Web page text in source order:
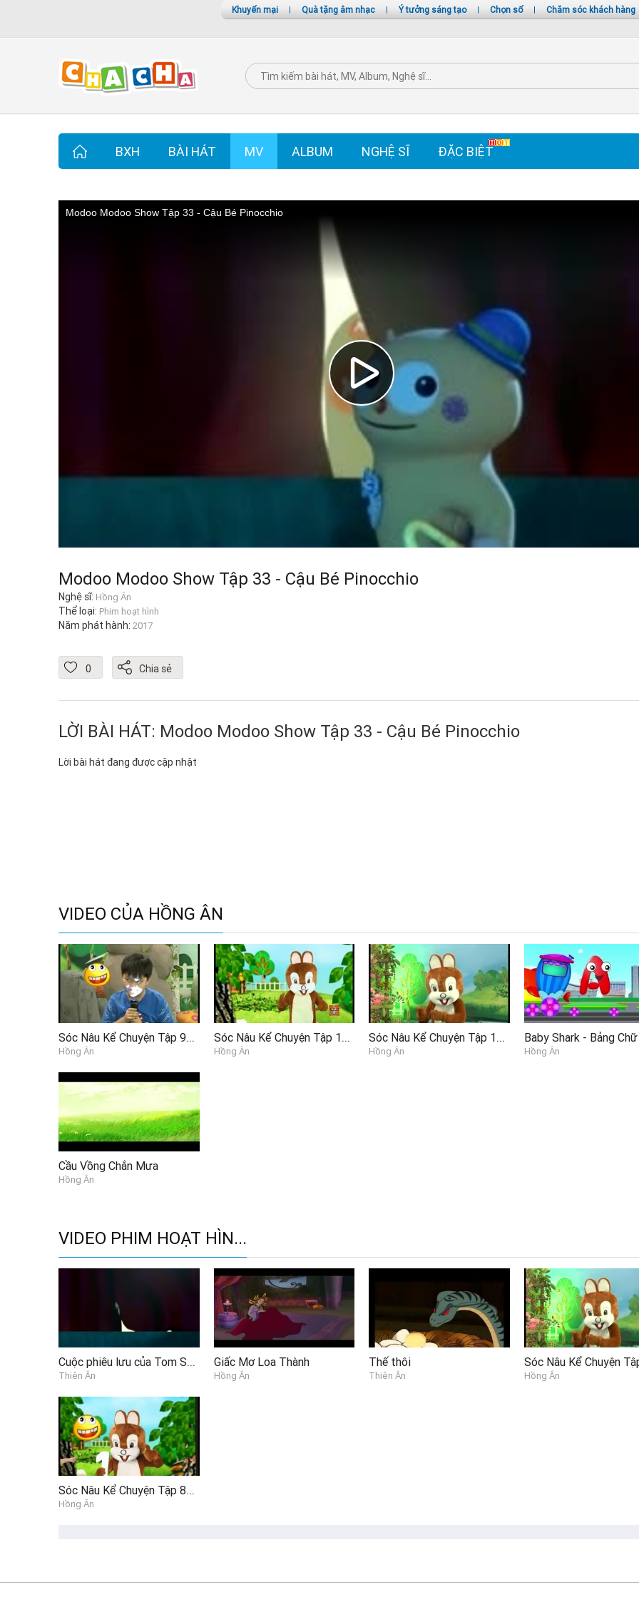
Khuyến mại | Quà tặng âm nhạc | Ý tưởng sáng tạo | Chọn số | Chăm sóc khách hàng
BXH BÀI HÁT MV ALBUM NGHỆ SĨ ĐẶC BIỆT
Modoo Modoo Show Tập 33 - Cậu Bé Pinocchio
Modoo Modoo Show Tập 33 - Cậu Bé Pinocchio
Nghệ sĩ: Hồng Ân
Thể loại: Phim hoạt hình
Năm phát hành: 2017
0 Chia sẻ
LỜI BÀI HÁT: Modoo Modoo Show Tập 33 - Cậu Bé Pinocchio
Lời bài hát đang được cập nhật
VIDEO CỦA HỒNG ÂN
Sóc Nâu Kể Chuyện Tập 96 - Chú Cá Chép Máy P3
Hồng Ân
Sóc Nâu Kể Chuyện Tập 11 - Giấc mơ Loa thành P2
Hồng Ân
Sóc Nâu Kể Chuyện Tập 101 - Có Một Loài Hoa P2
Hồng Ân Hồng Ân
Cầu Vồng Chắn Mưa
Hồng Ân
VIDEO PHIM HOẠT HÌN...
Cuộc phiêu lưu của Tom Sawyer
Thiên Ân
Giấc Mơ Loa Thành
Hồng Ân
Thế thôi
Thiên Ân Hồng Ân
Sóc Nâu Kể Chuyện Tập 82 - Anh Chàng Số 9 P3
Hồng Ân